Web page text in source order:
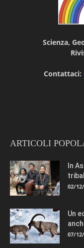
Scienza,
Contattaci:
ARTICOLI
In
02/
Un
07/